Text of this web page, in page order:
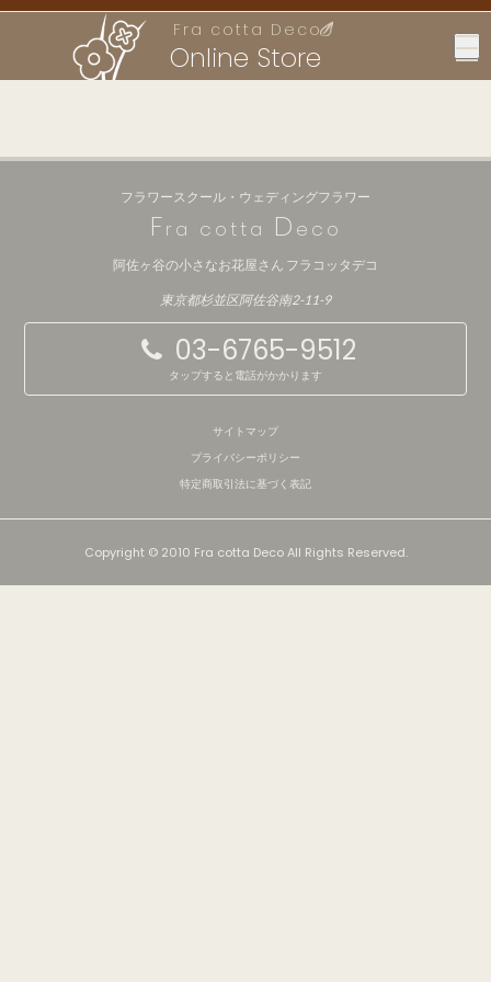
Fra cotta Deco
Online Store
フラワースクール・ウェディングフラワー
Fra cotta D eco
阿佐ヶ谷の小さなお花屋さん フラコッタデコ
東京都杉並区阿佐谷南2-11-9
03-6765-9512
タップすると電話がかかります
サイトマップ
プライバシーポリシー
特定商取引法に基づく表記
Copyright © 2010 Fra cotta Deco All Rights Reserved.